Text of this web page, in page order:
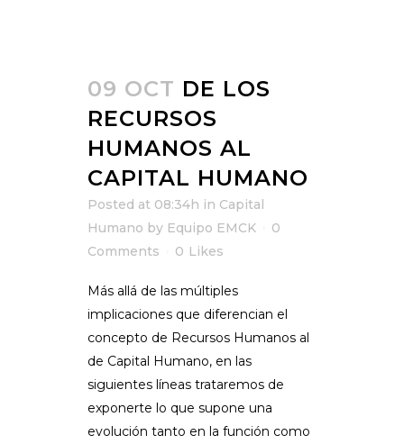
09 OCT DE LOS
RECURSOS
HUMANOS AL
CAPITAL HUMANO
Posted at 08:34h in Capital
Humano by Equipo EMCK
0
Comments
0 Likes
Más allá de las múltiples
implicaciones que diferencian el
concepto de Recursos Humanos al
de Capital Humano, en las
siguientes líneas trataremos de
exponerte lo que supone una
evolución tanto en la función como